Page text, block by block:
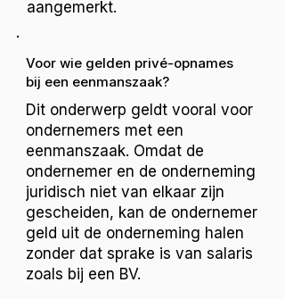
aangemerkt.
Voor wie gelden privé-opnames
bij een eenmanszaak?
Dit onderwerp geldt vooral voor
ondernemers met een
eenmanszaak. Omdat de
ondernemer en de onderneming
juridisch niet van elkaar zijn
gescheiden, kan de ondernemer
geld uit de onderneming halen
zonder dat sprake is van salaris
zoals bij een BV.